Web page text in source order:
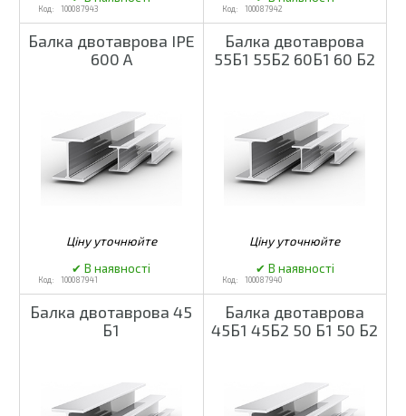
100087943 100087942
Балка двотаврова IPE
600 A
100087941
Балка двотаврова
55Б1 55Б2 60Б1 60 Б2
100087940
Балка двотаврова 45
Б1
Балка двотаврова
45Б1 45Б2 50 Б1 50 Б2